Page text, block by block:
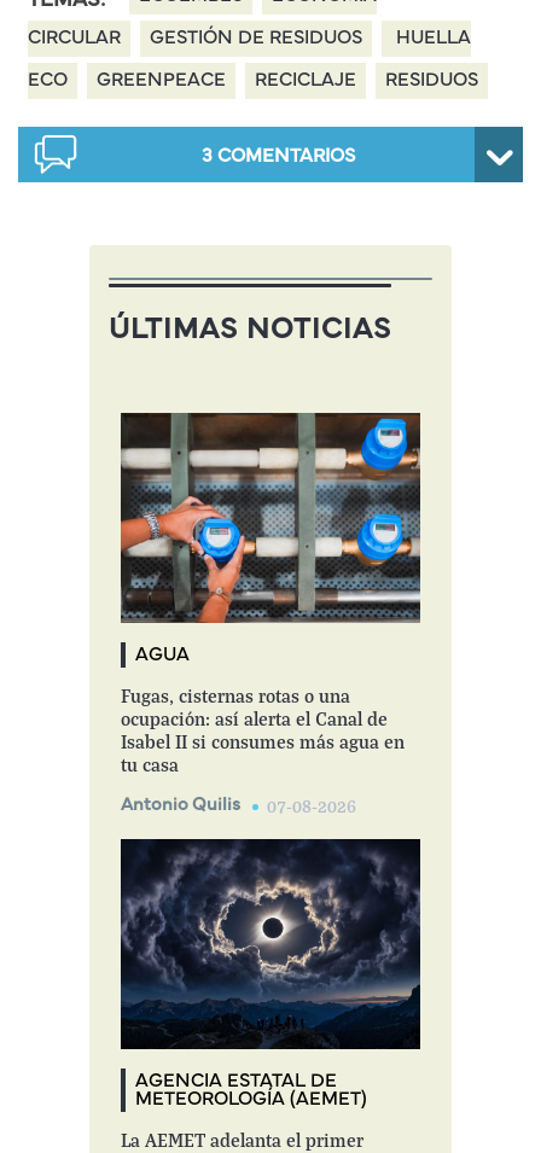
CIRCULAR GESTIÓN DE RESIDUOS HUELLA
ECO GREENPEACE RECICLAJE RESIDUOS
3 COMENTARIOS
ÚLTIMAS NOTICIAS
AGUA
Fugas, cisternas rotas o una
ocupación: así alerta el Canal de
Isabel II si consumes más agua en
tu casa
Antonio Quilis 07-08-2026
AGENCIA ESTATAL DE
METEOROLOGÍA (AEMET)
La AEMET adelanta el primer